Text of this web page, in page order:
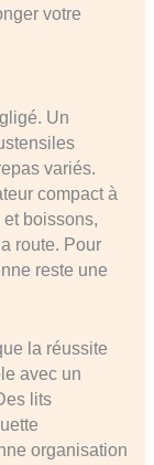
votre
Un
variés.
compact à
boissons,
route. Pour
reste une
la réussite
avec un
lits
organisation